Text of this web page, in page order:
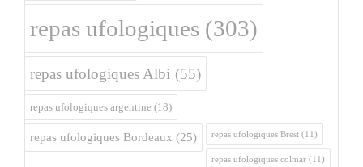
repas ufologiques (303)
repas ufologiques Albi (55)
repas ufologiques argentine (18)
repas ufologiques Bordeaux (25) repas ufologiques Brest (11)
repas ufologiques colmar (11)